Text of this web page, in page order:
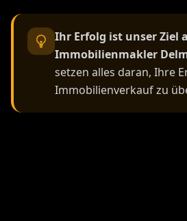
Ihr Erfolg ist unser Ziel
Immobilienmakler
setzen alles daran, Ihre
Immobilienverkauf zu